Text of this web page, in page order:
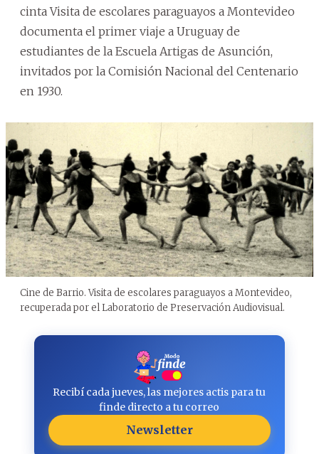
cinta Visita de escolares paraguayos a Montevideo
documenta el primer viaje a Uruguay de
estudiantes de la Escuela Artigas de Asunción,
invitados por la Comisión Nacional del Centenario
en 1930.
Cine de Barrio. Visita de escolares paraguayos a Montevideo,
recuperada por el Laboratorio de Preservación Audiovisual.
Recibí cada jueves, las mejores actis para tu
finde directo a tu correo
Newsletter